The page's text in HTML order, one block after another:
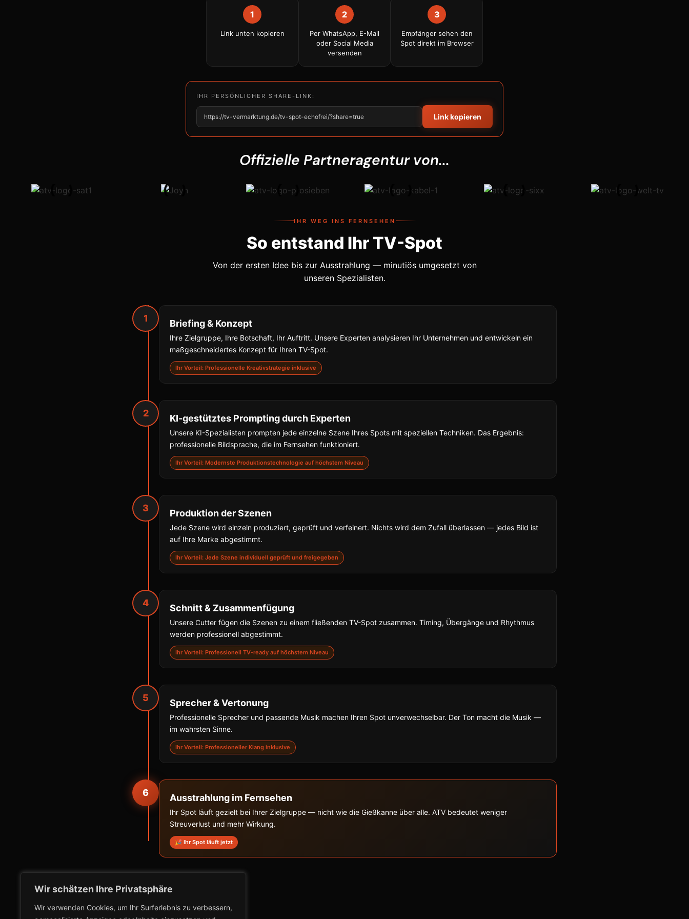
Wir schätzen Ihre Privatsphäre
Wir verwenden Cookies, um Ihr Surferlebnis zu verbessern,
1
Link unten kopieren
2
Per WhatsApp, E-Mail
oder Social Media
versenden
3
Empfänger sehen den
Spot direkt im Browser
IHR PERSÖNLICHER SHARE-LINK:
https://tv-vermarktung.de/tv-spot-echofrei/?share=true Link kopieren
Offizielle Partneragentur von...
IHR WEG INS FERNSEHEN
So entstand Ihr TV-Spot
Von der ersten Idee bis zur Ausstrahlung — minutiös umgesetzt von
unseren Spezialisten.
1 Briefing & Konzept
Ihre Zielgruppe, Ihre Botschaft, Ihr Auftritt. Unsere Experten analysieren Ihr Unternehmen und entwickeln ein
maßgeschneidertes Konzept für Ihren TV-Spot.
Ihr Vorteil: Professionelle Kreativstrategie inklusive
2 KI-gestütztes Prompting durch Experten
Unsere KI-Spezialisten prompten jede einzelne Szene Ihres Spots mit speziellen Techniken. Das Ergebnis:
professionelle Bildsprache, die im Fernsehen funktioniert.
Ihr Vorteil: Modernste Produktionstechnologie auf höchstem Niveau
3 Produktion der Szenen
Jede Szene wird einzeln produziert, geprüft und verfeinert. Nichts wird dem Zufall überlassen — jedes Bild ist
auf Ihre Marke abgestimmt.
Ihr Vorteil: Jede Szene individuell geprüft und freigegeben
4 Schnitt & Zusammenfügung
Unsere Cutter fügen die Szenen zu einem fließenden TV-Spot zusammen. Timing, Übergänge und Rhythmus
werden professionell abgestimmt.
Ihr Vorteil: Professionell TV-ready auf höchstem Niveau
5 Sprecher & Vertonung
Professionelle Sprecher und passende Musik machen Ihren Spot unverwechselbar. Der Ton macht die Musik —
im wahrsten Sinne.
Ihr Vorteil: Professioneller Klang inklusive
6 Ausstrahlung im Fernsehen
Ihr Spot läuft gezielt bei Ihrer Zielgruppe — nicht wie die Gießkanne über alle. ATV bedeutet weniger
Streuverlust und mehr Wirkung.
🎉 Ihr Spot läuft jetzt